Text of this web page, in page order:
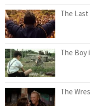
The Last
The Boy
The